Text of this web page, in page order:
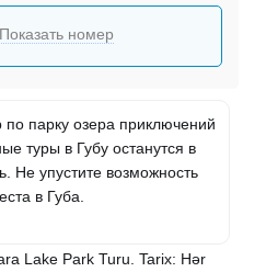
Показать номер
по парку озера приключений
туры в Губу останутся в
Не упустите возможность
в Губа.
Lake Park Turu. Tarix: Hər